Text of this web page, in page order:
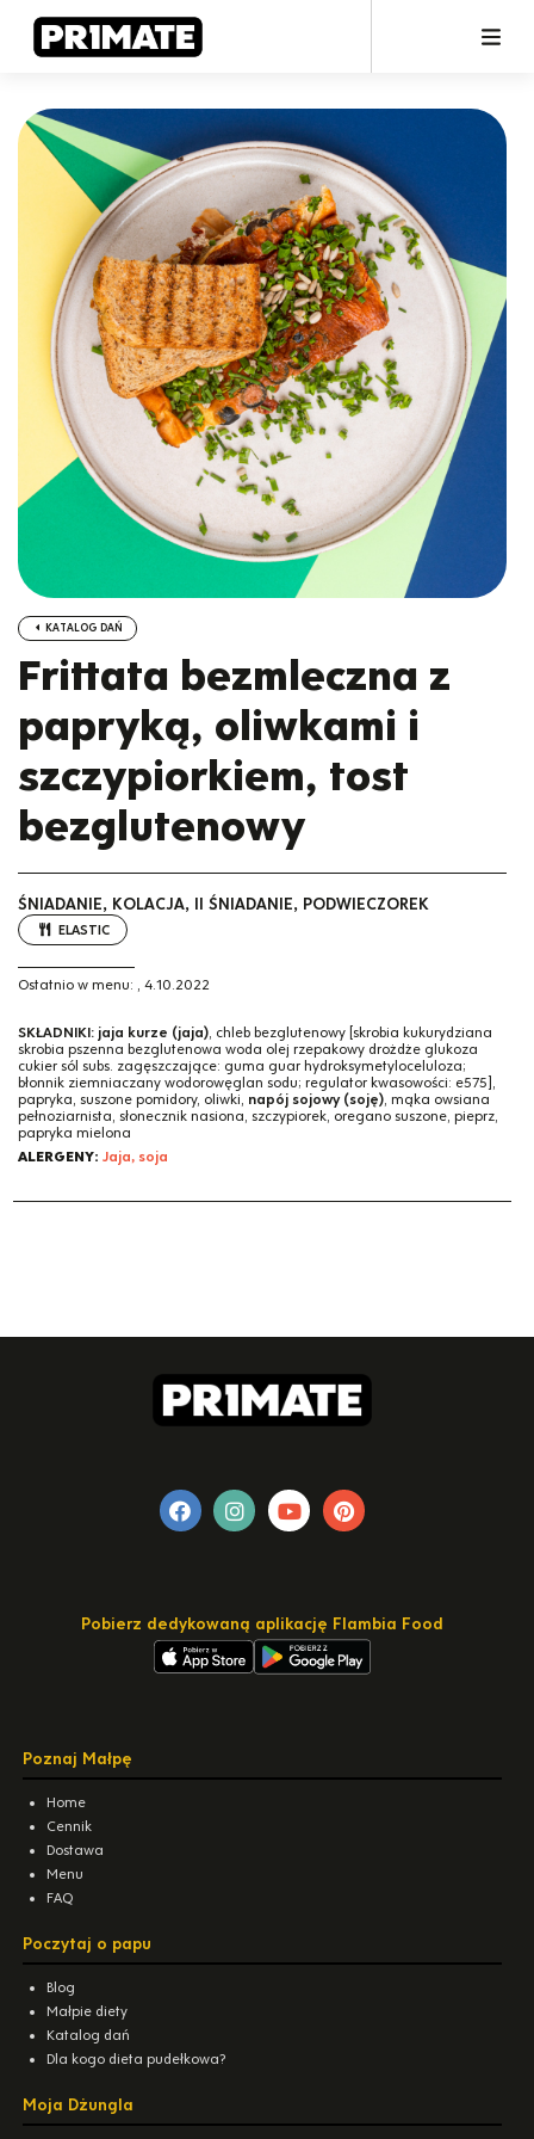
KATALOG DAŃ
Frittata bezmleczna z
papryką, oliwkami i
szczypiorkiem, tost
bezglutenowy
ŚNIADANIE, KOLACJA, II ŚNIADANIE, PODWIECZOREK
ELASTIC
Ostatnio w menu: , 4.10.2022
SKŁADNIKI: jaja kurze (jaja), chleb bezglutenowy [skrobia kukurydziana
skrobia pszenna bezglutenowa woda olej rzepakowy drożdże glukoza
cukier sól subs. zagęszczające: guma guar hydroksymetyloceluloza;
błonnik ziemniaczany wodorowęglan sodu; regulator kwasowości: e575],
papryka, suszone pomidory, oliwki, napój sojowy (soję), mąka owsiana
pełnoziarnista, słonecznik nasiona, szczypiorek, oregano suszone, pieprz,
papryka mielona
ALERGENY: Jaja, soja
Pobierz dedykowaną aplikację Flambia Food
Poznaj Małpę
Home
Cennik
Dostawa
Menu
FAQ
Poczytaj o papu
Blog
Małpie diety
Katalog dań
Dla kogo dieta pudełkowa?
Moja Dżungla